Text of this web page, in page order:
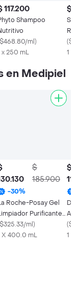
117.200
Shampoo
$468.80/ml)
x 250 mL
$
Sp
(
1 x
en Medipiel
$
185.900
-30%
Roche-Posay Gel
Purificante
$325.33/ml)
X 400.0 mL
$
(
1 x